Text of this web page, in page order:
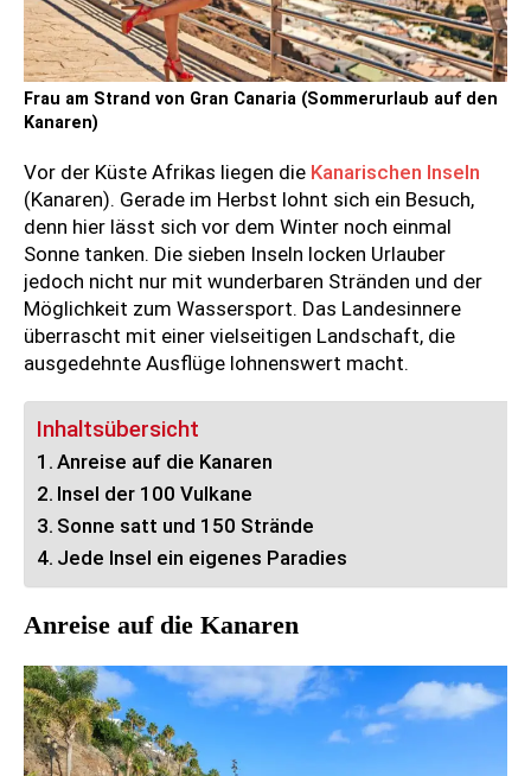
Frau am Strand von Gran Canaria (Sommerurlaub auf den
Kanaren)
Vor der Küste Afrikas liegen die Kanarischen Inseln
(Kanaren). Gerade im Herbst lohnt sich ein Besuch,
denn hier lässt sich vor dem Winter noch einmal
Sonne tanken. Die sieben Inseln locken Urlauber
jedoch nicht nur mit wunderbaren Stränden und der
Möglichkeit zum Wassersport. Das Landesinnere
überrascht mit einer vielseitigen Landschaft, die
ausgedehnte Ausflüge lohnenswert macht.
Inhaltsübersicht
Anreise auf die Kanaren
Insel der 100 Vulkane
Sonne satt und 150 Strände
Jede Insel ein eigenes Paradies
Anreise auf die Kanaren